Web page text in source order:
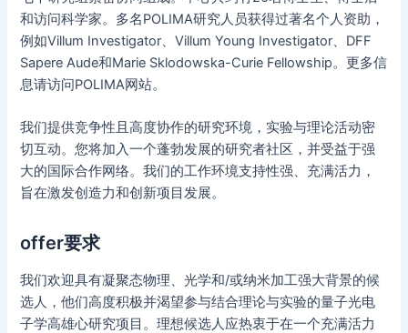
和访问科学家。多名POLIMA研究人员获得过著名个人资助，
例如Villum Investigator、Villum Young Investigator、DFF
Sapere Aude和Marie Sklodowska-Curie Fellowship。更多信
息请访问POLIMA网站。
我们提供竞争性且高度协作的研究环境，实验与理论活动密
切互动。您将加入一个蓬勃发展的研究者社区，并受益于强
大的国际合作网络。我们的工作环境支持性强、充满活力，
旨在激发创造力和创新项目发展。
offer要求
我们欢迎具有凝聚态物理、光学和/或纳米加工强大背景的候
选人，他们高度积极并渴望参与结合理论与实验的量子光电
子学高雄心研究项目。理想候选人应热衷于在一个充满活力